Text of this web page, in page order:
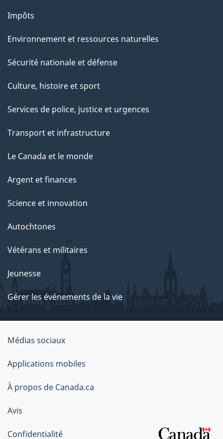
Impôts
Environnement et ressources naturelles
Sécurité nationale et défense
Culture, histoire et sport
Services de police, justice et urgences
Transport et infrastructure
Le Canada et le monde
Argent et finances
Science et innovation
Autochtones
Vétérans et militaires
Jeunesse
Gérer les événements de la vie
Organisation
du
gouvernement
du
Canada
Médias sociaux
Applications mobiles
À propos de Canada.ca
Avis
Confidentialité